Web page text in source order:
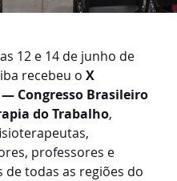
12 e 14 de junho de
recebeu o X
— Congresso Brasileiro
do Trabalho,
professores e
de todas as regiões do